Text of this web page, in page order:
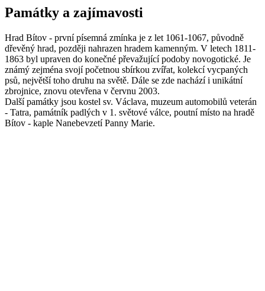
Památky a zajímavosti
Hrad Bítov - první písemná zmínka je z let 1061-1067, původně
dřevěný hrad, později nahrazen hradem kamenným. V letech 1811-
1863 byl upraven do konečné převažující podoby novogotické. Je
známý zejména svojí početnou sbírkou zvířat, kolekcí vycpaných
psů, největší toho druhu na světě. Dále se zde nachází i unikátní
zbrojnice, znovu otevřena v červnu 2003.
Další památky jsou kostel sv. Václava, muzeum automobilů veterán
- Tatra, památník padlých v 1. světové válce, poutní místo na hradě
Bítov - kaple Nanebevzetí Panny Marie.